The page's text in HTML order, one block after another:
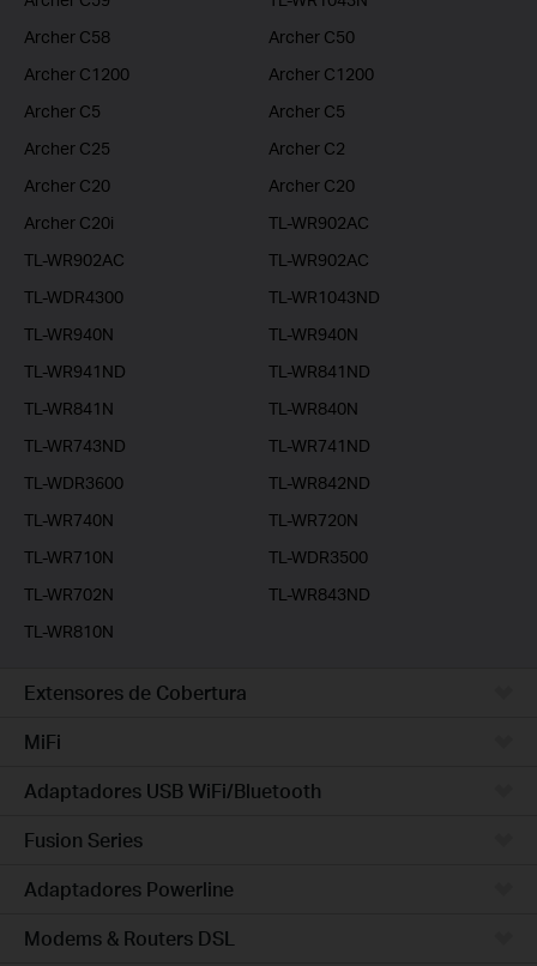
Archer C58
Archer C50
Archer C1200
Archer C1200
Archer C5
Archer C5
Archer C25
Archer C2
Archer C20
Archer C20
Archer C20i
TL-WR902AC
TL-WR902AC
TL-WR902AC
TL-WDR4300
TL-WR1043ND
TL-WR940N
TL-WR940N
TL-WR941ND
TL-WR841ND
TL-WR841N
TL-WR840N
TL-WR743ND
TL-WR741ND
TL-WDR3600
TL-WR842ND
TL-WR740N
TL-WR720N
TL-WR710N
TL-WDR3500
TL-WR702N
TL-WR843ND
TL-WR810N
Extensores de Cobertura
MiFi
Adaptadores USB WiFi/Bluetooth
Fusion Series
Adaptadores Powerline
Modems & Routers DSL